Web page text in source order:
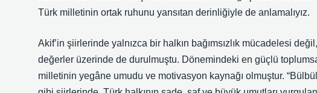
Türk milletinin ortak ruhunu yansıtan derinliğiyle de anlamalıyız.
Akif’in şiirlerinde yalnızca bir halkın bağımsızlık mücadelesi
değerler üzerinde de durulmuştu. Dönemindeki en güçlü
milletinin yegâne umudu ve motivasyon kaynağı olmuştur.